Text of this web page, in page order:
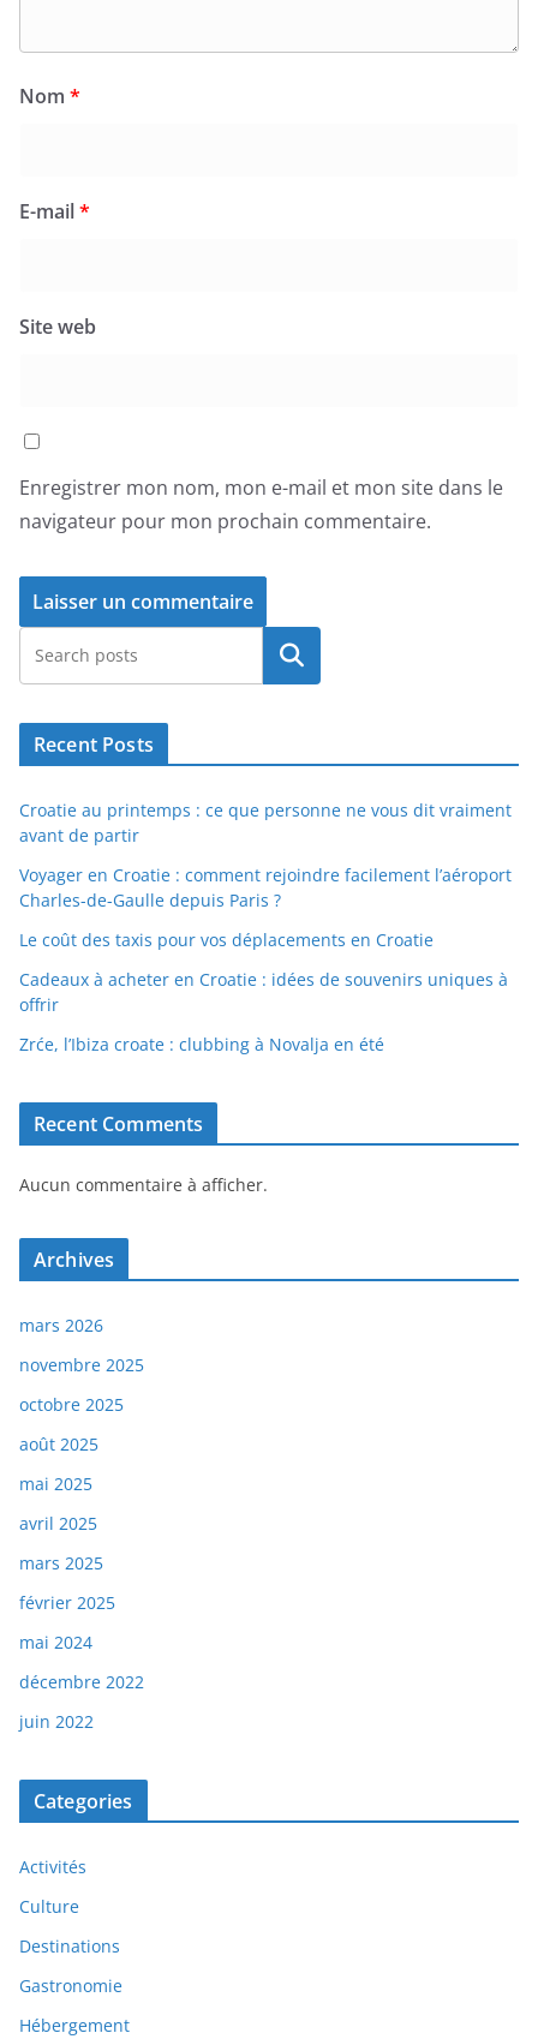
Nom *
E-mail*
Site web
Enregistrer mon nom, mon e-mail et mon site dans le
navigateur pour mon prochain commentaire.
Rechercher
Recent Posts
Croatie au printemps : ce que personne ne vous dit vraiment
avant de partir
Voyager en Croatie : comment rejoindre facilement l’aéroport
Charles-de-Gaulle depuis Paris ?
Le coût des taxis pour vos déplacements en Croatie
Cadeaux à acheter en Croatie : idées de souvenirs uniques à
offrir
Zrće, l’Ibiza croate : clubbing à Novalja en été
Recent Comments
Aucun commentaire à afficher.
Archives
mars 2026
novembre 2025
octobre 2025
août 2025
mai 2025
avril 2025
mars 2025
février 2025
mai 2024
décembre 2022
juin 2022
Categories
Activités
Culture
Destinations
Gastronomie
Hébergement